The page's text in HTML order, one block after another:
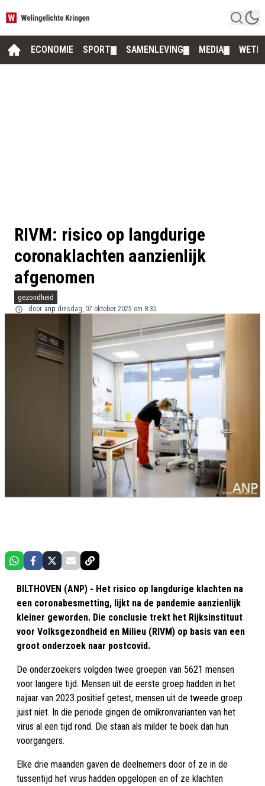
ECONOMIE SPORT SAMENLEVING MEDIA
RIVM: risico op langdurige
coronaklachten aanzienlijk
afgenomen
gezondheid
door anp dinsdag, 07 oktober 2025 om 8:35
BILTHOVEN (ANP) - Het risico op langdurige klachten na
een coronabesmetting, lijkt na de pandemie aanzienlijk
kleiner geworden. Die conclusie trekt het Rijksinstituut
voor Volksgezondheid en Milieu (RIVM) op basis van een
groot onderzoek naar postcovid.
De onderzoekers volgden twee groepen van 5621 mensen
voor langere tijd. Mensen uit de eerste groep hadden in het
najaar van 2023 positief getest, mensen uit de tweede groep
juist niet. In die periode gingen de omikronvarianten van het
virus al een tijd rond. Die staan als milder te boek dan hun
voorgangers.
Elke drie maanden gaven de deelnemers door of ze in de
tussentijd het virus hadden opgelopen en of ze klachten